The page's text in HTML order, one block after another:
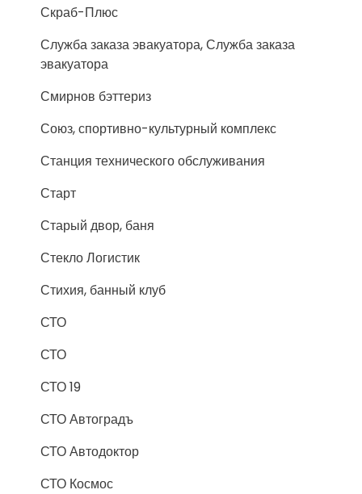
Скраб-Плюс
Служба заказа эвакуатора, Служба заказа
эвакуатора
Смирнов бэттериз
Союз, спортивно-культурный комплекс
Станция технического обслуживания
Старт
Старый двор, баня
Стекло Логистик
Стихия, банный клуб
СТО
СТО
СТО 19
СТО Автоградъ
СТО Автодоктор
СТО Космос